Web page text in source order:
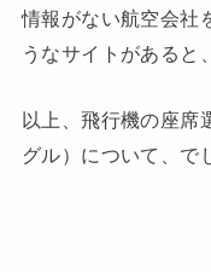
情報がない航空会社
うなサイトがあると
以上、飛行機の座席
グル）について、で